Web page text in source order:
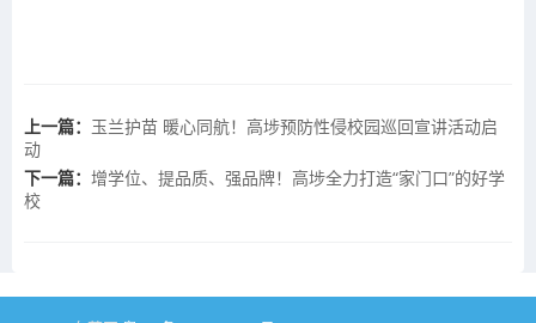
上一篇： 玉兰护苗 暖心同航！高埗预防性侵校园巡回宣讲活动启
动
下一篇： 增学位、提品质、强品牌！高埗全力打造“家门口”的好学
校